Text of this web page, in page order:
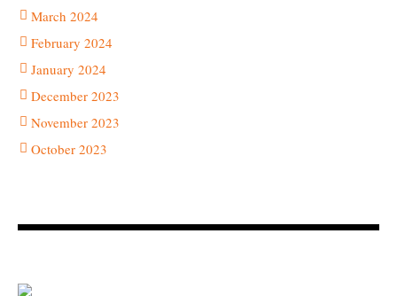
March 2024
February 2024
January 2024
December 2023
November 2023
October 2023